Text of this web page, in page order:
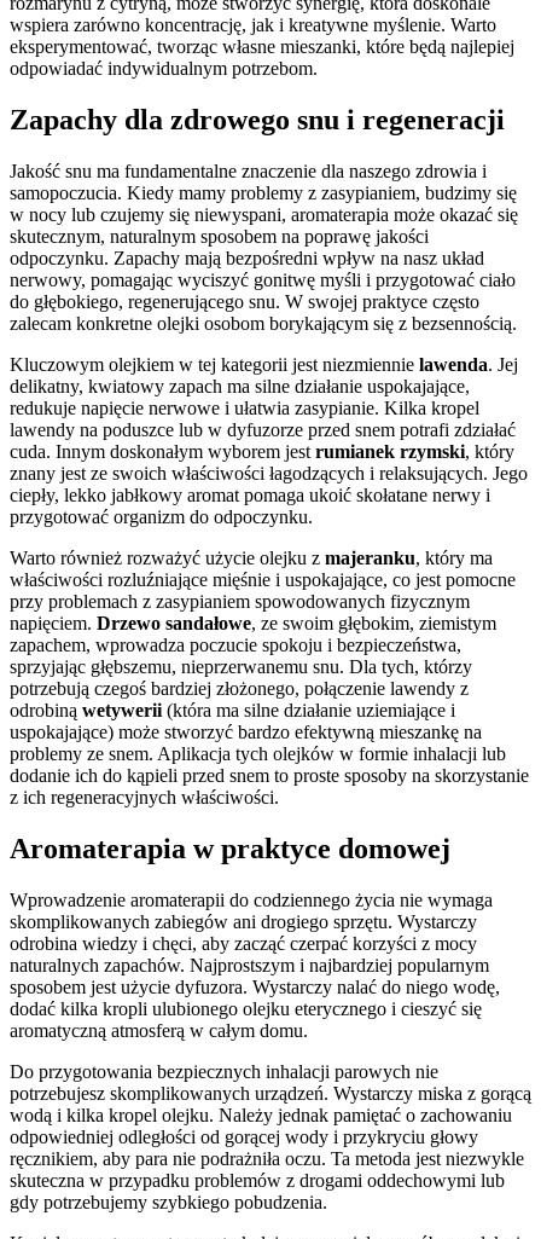
wspiera zarówno koncentrację, jak i kreatywne myślenie. Warto
eksperymentować, tworząc własne mieszanki, które będą najlepiej
odpowiadać indywidualnym potrzebom.
Zapachy dla zdrowego snu i regeneracji
Jakość snu ma fundamentalne znaczenie dla naszego zdrowia i
samopoczucia. Kiedy mamy problemy z zasypianiem, budzimy się
w nocy lub czujemy się niewyspani, aromaterapia może okazać się
skutecznym, naturalnym sposobem na poprawę jakości
odpoczynku. Zapachy mają bezpośredni wpływ na nasz układ
nerwowy, pomagając wyciszyć gonitwę myśli i przygotować ciało
do głębokiego, regenerującego snu. W swojej praktyce często
zalecam konkretne olejki osobom borykającym się z bezsennością.
Kluczowym olejkiem w tej kategorii jest niezmiennie lawenda. Jej
delikatny, kwiatowy zapach ma silne działanie uspokajające,
redukuje napięcie nerwowe i ułatwia zasypianie. Kilka kropel
lawendy na poduszce lub w dyfuzorze przed snem potrafi zdziałać
cuda. Innym doskonałym wyborem jest rumianek rzymski, który
znany jest ze swoich właściwości łagodzących i relaksujących. Jego
ciepły, lekko jabłkowy aromat pomaga ukoić skołatane nerwy i
przygotować organizm do odpoczynku.
Warto również rozważyć użycie olejku z majeranku, który ma
właściwości rozluźniające mięśnie i uspokajające, co jest pomocne
przy problemach z zasypianiem spowodowanych fizycznym
napięciem. Drzewo sandałowe, ze swoim głębokim, ziemistym
zapachem, wprowadza poczucie spokoju i bezpieczeństwa,
sprzyjając głębszemu, nieprzerwanemu snu. Dla tych, którzy
potrzebują czegoś bardziej złożonego, połączenie lawendy z
odrobiną wetywerii (która ma silne działanie uziemiające i
uspokajające) może stworzyć bardzo efektywną mieszankę na
problemy ze snem. Aplikacja tych olejków w formie inhalacji lub
dodanie ich do kąpieli przed snem to proste sposoby na skorzystanie
z ich regeneracyjnych właściwości.
Aromaterapia w praktyce domowej
Wprowadzenie aromaterapii do codziennego życia nie wymaga
skomplikowanych zabiegów ani drogiego sprzętu. Wystarczy
odrobina wiedzy i chęci, aby zacząć czerpać korzyści z mocy
naturalnych zapachów. Najprostszym i najbardziej popularnym
sposobem jest użycie dyfuzora. Wystarczy nalać do niego wodę,
dodać kilka kropli ulubionego olejku eterycznego i cieszyć się
aromatyczną atmosferą w całym domu.
Do przygotowania bezpiecznych inhalacji parowych nie
potrzebujesz skomplikowanych urządzeń. Wystarczy miska z gorącą
wodą i kilka kropel olejku. Należy jednak pamiętać o zachowaniu
odpowiedniej odległości od gorącej wody i przykryciu głowy
ręcznikiem, aby para nie podrażniła oczu. Ta metoda jest niezwykle
skuteczna w przypadku problemów z drogami oddechowymi lub
gdy potrzebujemy szybkiego pobudzenia.